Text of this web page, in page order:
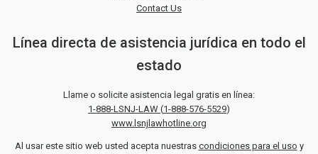
Contact Us
Línea directa de asistencia jurídica en todo el
estado
Llame o solicite asistencia legal gratis en línea:
1-888-LSNJ-LAW (1-888-576-5529)
www.lsnjlawhotline.org
Al usar este sitio web usted acepta nuestras condiciones para el uso y